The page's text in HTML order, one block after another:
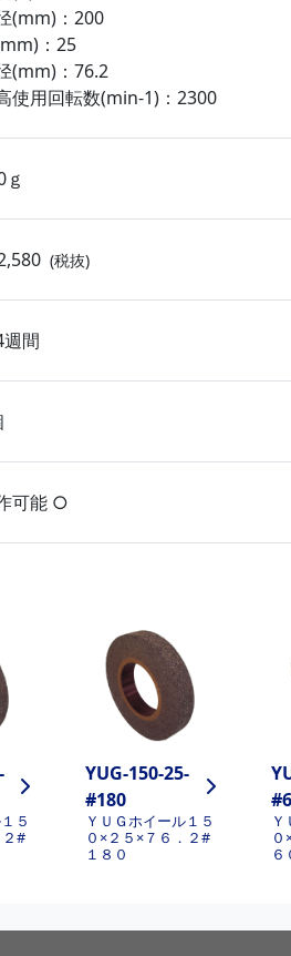
(mm)：200
：25
(mm)：76.2
使用回転数(min-1)：2300
(税抜)
間
可能 ○
５
２#
YUG-150-25-
#180
ＹＵＧホイール１５
０×２５×７６．２#
１８０
６